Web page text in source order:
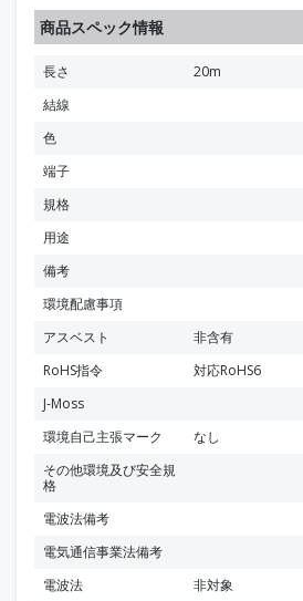
商品スペック情報
長さ
20m
結線
色
端子
規格
用途
備考
環境配慮事項
アスベスト
非含有
RoHS指令
対応RoHS6
J-Moss
環境自己主張マーク
なし
その他環境及び安全規
格
電波法備考
電気通信事業法備考
電波法
非対象